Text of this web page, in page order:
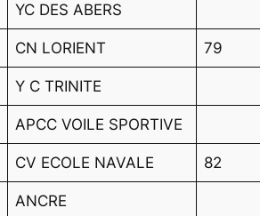
YC DES ABERS
CN LORIENT 79
Y C TRINITE
APCC VOILE SPORTIVE
CV ECOLE NAVALE 82
ANCRE